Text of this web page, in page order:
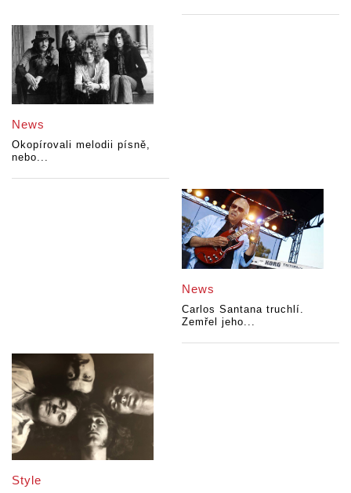
News
Okopírovali melodii písně,
nebo...
News
Carlos Santana truchlí.
Zemřel jeho...
Style